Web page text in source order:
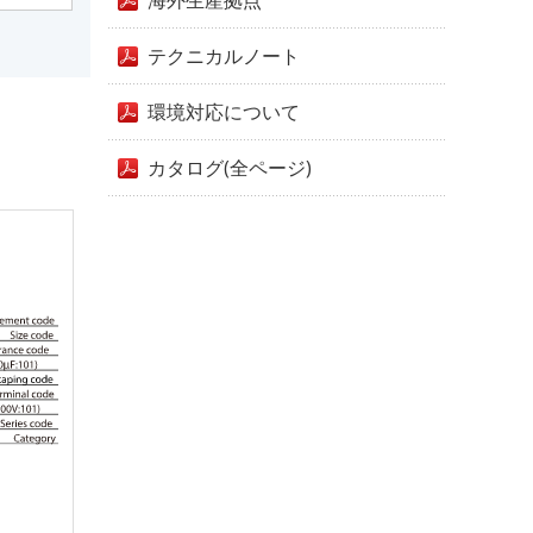
テクニカルノート
環境対応について
カタログ(全ページ)